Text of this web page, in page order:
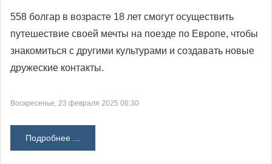
558 болгар в возрасте 18 лет смогут осуществить
путешествие своей мечты на поезде по Европе, чтобы
знакомиться с другими культурами и создавать новые
дружеские контакты.
Воскресенье, 23 февраля 2025 06:30
Подробнее ...